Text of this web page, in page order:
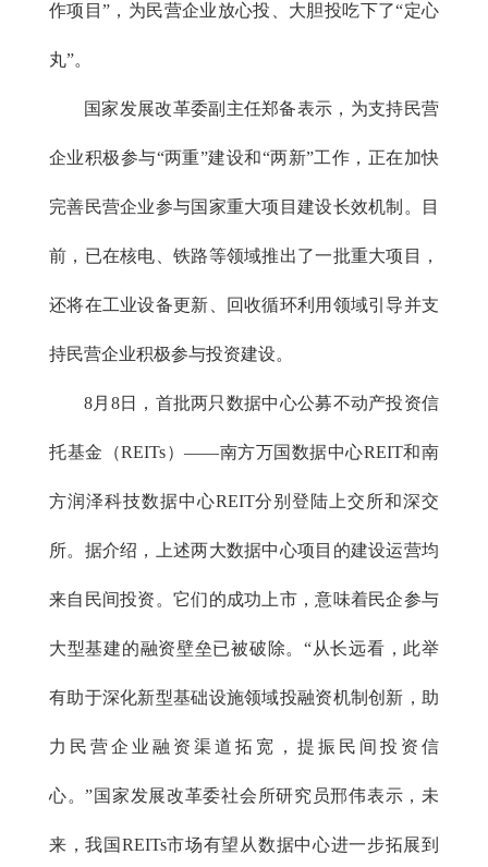
作项目”，为民营企业放心投、大胆投吃下了“定心
丸”。
国家发展改革委副主任郑备表示，为支持民营
企业积极参与“两重”建设和“两新”工作，正在加快
完善民营企业参与国家重大项目建设长效机制。目
前，已在核电、铁路等领域推出了一批重大项目，
还将在工业设备更新、回收循环利用领域引导并支
持民营企业积极参与投资建设。
8月8日，首批两只数据中心公募不动产投资信
托基金（REITs）——南方万国数据中心REIT和南
方润泽科技数据中心REIT分别登陆上交所和深交
所。据介绍，上述两大数据中心项目的建设运营均
来自民间投资。它们的成功上市，意味着民企参与
大型基建的融资壁垒已被破除。“从长远看，此举
有助于深化新型基础设施领域投融资机制创新，助
力民营企业融资渠道拓宽，提振民间投资信
心。”国家发展改革委社会所研究员邢伟表示，未
来，我国REITs市场有望从数据中心进一步拓展到